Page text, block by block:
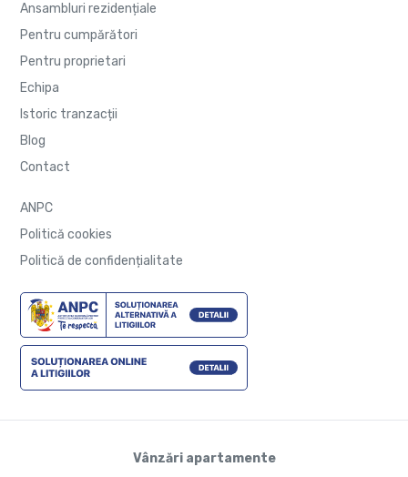
Ansambluri rezidențiale
Pentru cumpărători
Pentru proprietari
Echipa
Istoric tranzacții
Blog
Contact
ANPC
Politică cookies
Politică de confidențialitate
Vânzări apartamente